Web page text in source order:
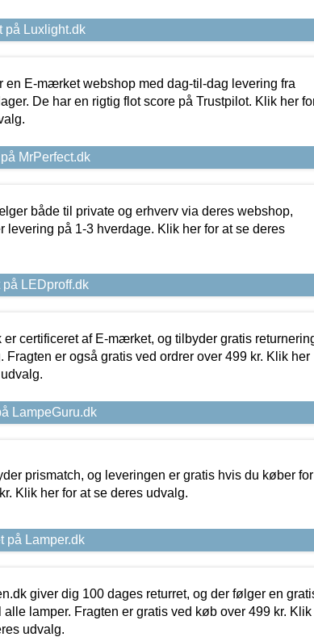
på Luxlight.dk
en E-mærket webshop med dag-til-dag levering fra
De har en rigtig flot score på Trustpilot. Klik her
MrPerfect.dk
både til private og erhverv via deres webshop,
levering på 1-3 hverdage. Klik her for at se deres
LEDproff.dk
er certificeret af E-mærket, og tilbyder gratis
Fragten er også gratis ved ordrer over 499 kr. Klik her
LampeGuru.dk
prismatch, og leveringen er gratis hvis du køber for
Klik her for at se deres udvalg.
på Lamper.dk
giver dig 100 dages returret, og der følger en
alle lamper. Fragten er gratis ved køb over 499 kr. Klik
udvalg.